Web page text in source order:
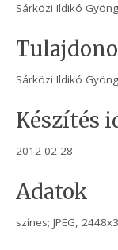
Sárközi Ildikó
Sárközi Ildikó
Készítés
2012-02-28
Adatok
színes; JPEG,